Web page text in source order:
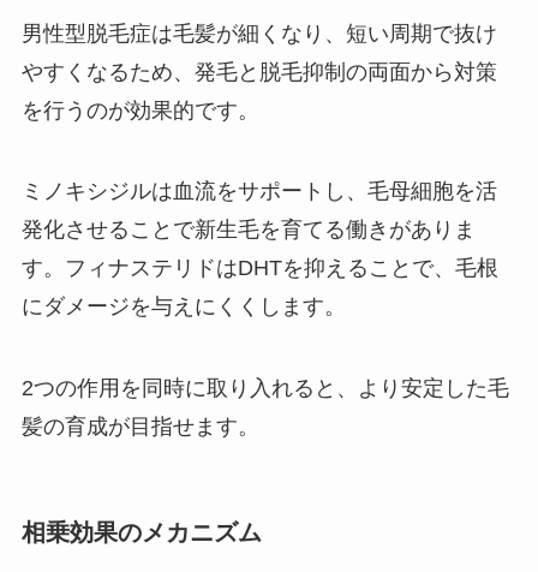
男性型脱毛症は毛髪が細くなり、短い周期で抜け
やすくなるため、発毛と脱毛抑制の両面から対策
を行うのが効果的です。
ミノキシジルは血流をサポートし、毛母細胞を活
発化させることで新生毛を育てる働きがありま
す。フィナステリドはDHTを抑えることで、毛根
にダメージを与えにくくします。
2つの作用を同時に取り入れると、より安定した毛
髪の育成が目指せます。
相乗効果のメカニズム